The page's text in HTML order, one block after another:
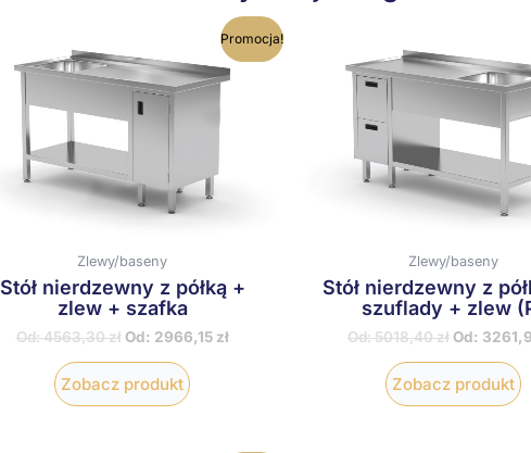
Promocja!
Zlewy/baseny
Stół nierdzewny z półką +
zlew + szafka
Od:4563,30zł Od: 2966,15 zł
Zobacz produkt
produkt
ma
wiele
wybrać
na
stronie
Zlewy/baseny
Stół nierdzewny z
szuflady + zlew
Od:5018,40zł Od:
Zobacz produkt